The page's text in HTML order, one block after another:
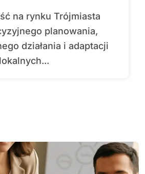
planowania,
działania i adaptacji